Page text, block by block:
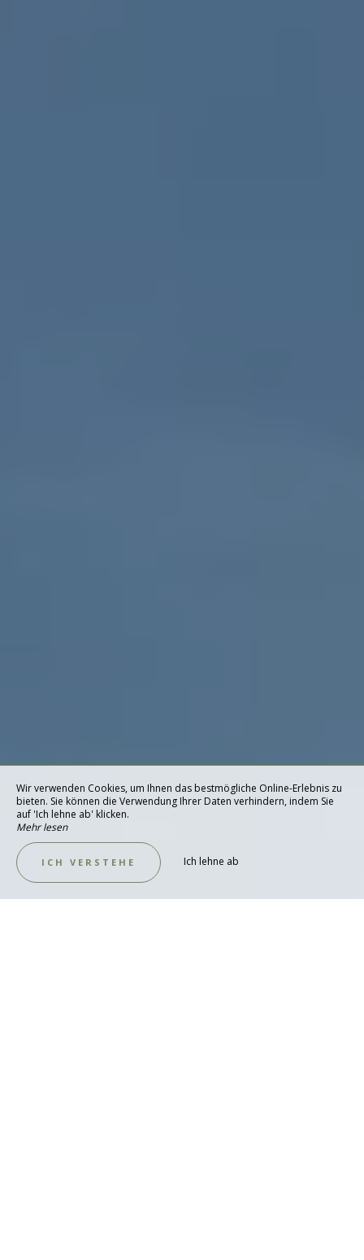
Wir verwenden Cookies, um Ihnen das bestmögliche Online-Erlebnis zu
bieten. Sie können die Verwendung Ihrer Daten verhindern, indem Sie
auf 'Ich lehne ab' klicken.
Mehr lesen
ICH VERSTEHE Ich lehne ab